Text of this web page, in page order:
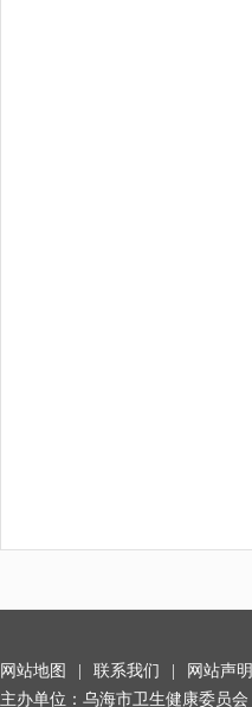
网站地图 联系我们 网站声明
主办单位：乌海市卫生健康委员会